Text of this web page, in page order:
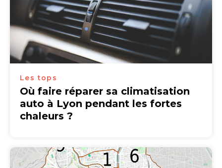
Les tops
Où faire réparer sa climatisation
auto à Lyon pendant les fortes
chaleurs ?